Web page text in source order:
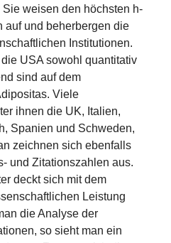
weisen den höchsten h-
auf und beherbergen die
Institutionen.
USA sowohl quantitativ
sind auf dem
Viele
ihnen die UK, Italien,
Spanien und Schweden,
zeichnen sich ebenfalls
und Zitationszahlen aus.
deckt sich mit dem
Leistung
die Analyse der
so sieht man ein